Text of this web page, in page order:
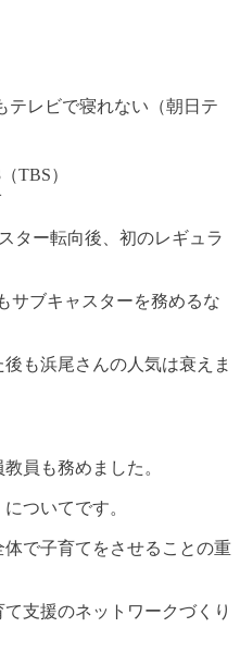
テレビで寝れない（朝日テ
TBS）
ター転向後、初のレギュラ
サブキャスターを務めるな
も浜尾さんの人気は衰えま
員も務めました。
ついてです。
で子育てをさせることの重
支援のネットワークづくり